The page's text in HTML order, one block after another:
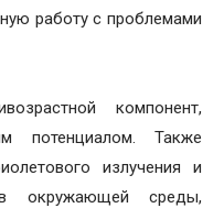
работу с проблемами
компонент,
потенциалом. Также
излучения и
окружающей среды,